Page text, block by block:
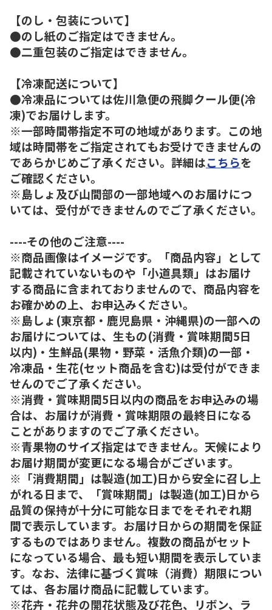
【のし・包装について】
●のし紙のご指定はできません。
●二重包装のご指定はできません。
【冷凍配送について】
●冷凍品については佐川急便の飛脚クール便(冷
凍)でお届けします。
※一部時間帯指定不可の地域があります。この地
域は時間帯をご指定されてもお受けできませんの
であらかじめご了承ください。詳細はこちらを
ご確認ください。
※島しょ及び山間部の一部地域へのお届けにつ
いては、受付ができませんのでご了承ください。
----その他のご注意----
※商品画像はイメージです。「商品内容」として
記載されていないものや「小道具類」はお届け
する商品に含まれておりませんので、商品内容を
お確かめの上、お申込みください。
※島しょ(東京都・鹿児島県・沖縄県)の一部への
お届けについては、生もの(消費・賞味期間5日
以内)・生鮮品(果物・野菜・活魚介類)の一部・
冷凍品・生花(セット商品を含む)は受付ができま
せんのでご了承ください。
※消費・賞味期間5日以内の商品をお申込みの場
合は、お届けが消費・賞味期限の最終日になる
ことがありますのでご了承ください。
※青果物のサイズ指定はできません。天候により
お届け期間が変更になる場合がございます。
※「消費期間」は製造(加工)日から安全に召し上
がれる日まで、「賞味期間」は製造(加工)日から
品質の保持が十分に可能な日までをそれぞれ期
間で表示しています。お届け日からの期間を保証
するものではありません。複数の商品がセット
になっている場合、最も短い期間を表示していま
す。なお、法律に基づく賞味（消費）期限につい
ては、各お届け商品に記載しています。
※花卉・花弁の開花状態及び花色、リボン、ラ